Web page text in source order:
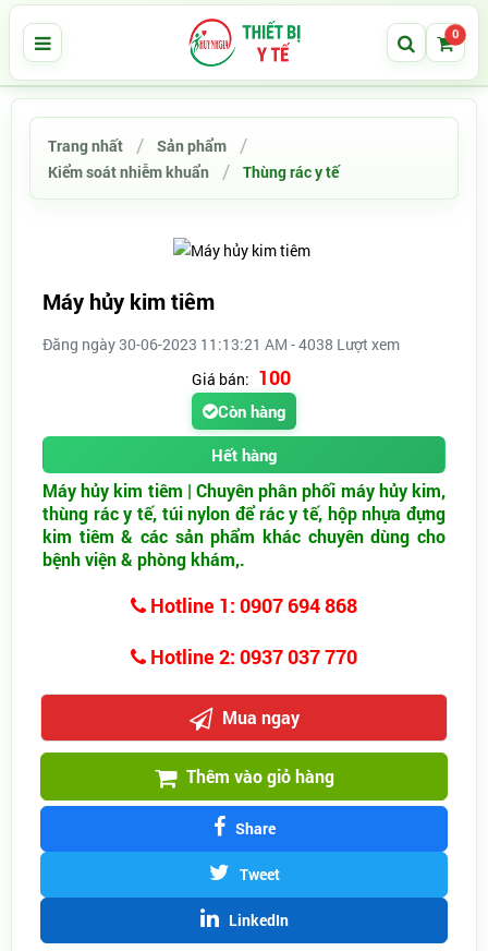
0
Trang nhất
Sản phẩm
Kiểm soát nhiễm khuẩn
Thùng rác y tế
Máy hủy kim tiêm
Đăng ngày 30-06-2023 11:13:21 AM - 4038 Lượt xem
Giá bán: 100
Còn hàng
Hết hàng
Máy hủy kim tiêm | Chuyên phân phối máy hủy kim,
thùng rác y tế, túi nylon để rác y tế, hộp nhựa đựng
kim tiêm & các sản phẩm khác chuyên dùng cho
bệnh viện & phòng khám,.
Hotline 1: 0907 694 868
Hotline 2: 0937 037 770
Mua ngay
Thêm vào giỏ hàng
Share
Tweet
LinkedIn